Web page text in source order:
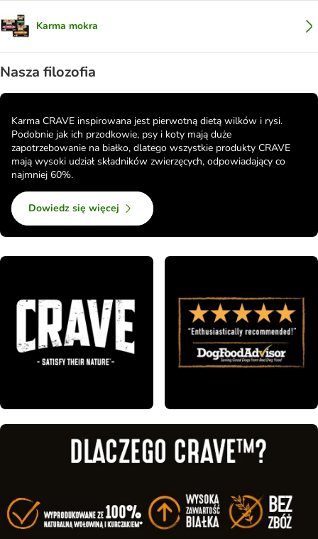
Karma mokra
Nasza filozofia
Karma CRAVE inspirowana jest pierwotną dietą wilków i rysi.
Podobnie jak ich przodkowie, psy i koty mają duże
zapotrzebowanie na białko, dlatego wszystkie produkty CRAVE
mają wysoki udział składników zwierzęcych, odpowiadający co
najmniej 60%.
Dowiedz się więcej